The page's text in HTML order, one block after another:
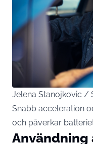
Jelena Stanojkovic /
Snabb acceleration
och påverkar
Användning